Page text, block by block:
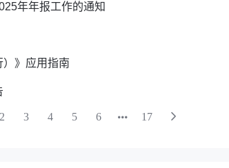
年年报工作的通知
》应用指南
2 3 4 5 6 17